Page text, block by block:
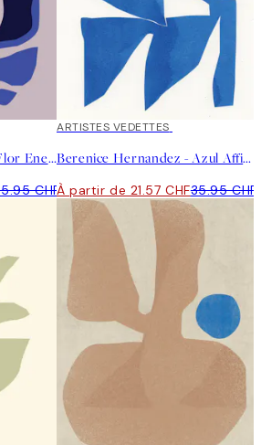
Berenice Hernandez - Flor Enero Affiche
CHF
40%*
ARTISTES VEDETTES
Berenice Hernandez - Azul Affiche
À partir de 21.57 CHF35.95 CHF